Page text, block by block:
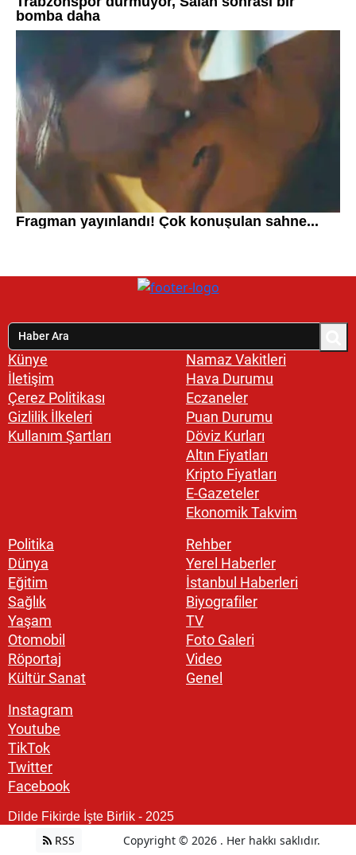
Künye
İletişim
Çerez Politikası
Gizlilik İlkeleri
Kullanım Şartları
Namaz Vakitleri
Hava Durumu
Eczaneler
Puan Durumu
Döviz Kurları
Altın Fiyatları
Kripto Fiyatları
E-Gazeteler
Ekonomik Takvim
Politika
Dünya
Eğitim
Sağlık
Yaşam
Otomobil
Röportaj
Kültür Sanat
Rehber
Yerel Haberler
İstanbul Haberleri
Biyografiler
TV
Foto Galeri
Video
Genel
Instagram
Youtube
TikTok
Twitter
Facebook
Dilde Fikirde İşte Birlik - 2025
RSS Copyright © 2026 . Her hakkı saklıdır.